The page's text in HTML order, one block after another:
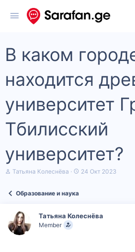
В каком
находится
университет
Тбилисский
университет?
А
е
м
ы
Татьяна Колеснёва
Д
ч
24 Окт 2023
Образование и наука
Татьяна Колеснёва
Member